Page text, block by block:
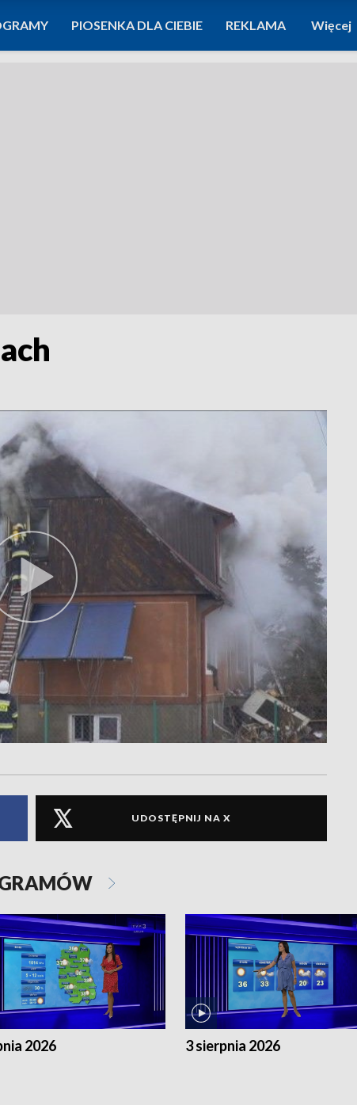
PIOSENKA DLA CIEBIE REKLAMA Więcej
UDOSTĘPNIJ NA X
2026 3 sierpnia 2026